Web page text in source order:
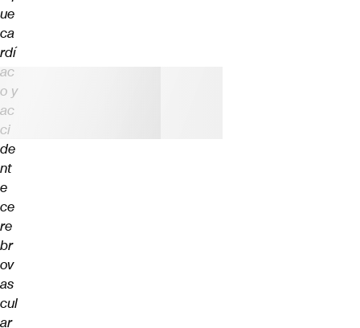
ue
ca
rdí
ac
o y
ac
ci
de
nt
e
ce
re
br
ov
as
cul
ar